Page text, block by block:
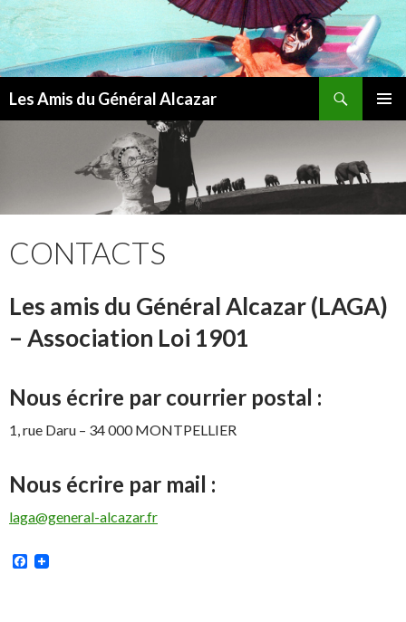
Les Amis du Général Alcazar
CONTACTS
Les amis du Général Alcazar (LAGA)
– Association Loi 1901
Nous écrire par courrier postal :
1, rue Daru – 34 000 MONTPELLIER
Nous écrire par mail :
laga@general-alcazar.fr
Facebook